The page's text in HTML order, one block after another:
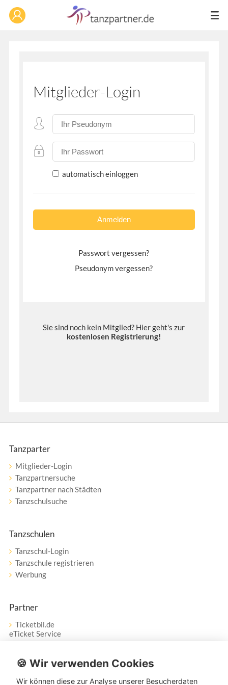
Mitglieder-Login
automatisch einloggen
Passwort vergessen?
Pseudonym vergessen?
Sie sind noch kein Mitglied? Hier geht's zur
kostenlosen Registrierung!
Tanzparter
Mitglieder-Login
Tanzpartnersuche
Tanzpartner nach Städten
Tanzschulsuche
Tanzschulen
Tanzschul-Login
Tanzschule registrieren
Werbung
Partner
Ticketbil.de
eTicket Service
Vertrag widerrufen
🍪 Wir verwenden Cookies
Wir können diese zur Analyse unserer Besucherdaten